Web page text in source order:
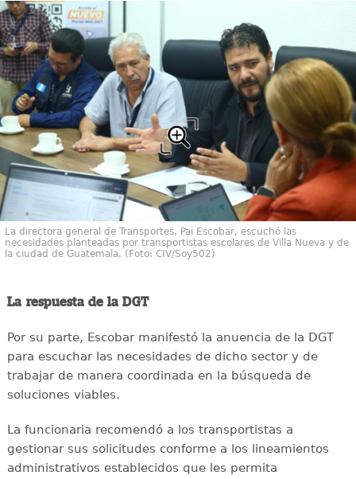
La directora general de Transportes, Pai Escobar, escuchó las
necesidades planteadas por transportistas escolares de Villa Nueva y de
la ciudad de Guatemala. (Foto: CIV/Soy502)
La respuesta de la DGT
Por su parte, Escobar manifestó la anuencia de la DGT
para escuchar las necesidades de dicho sector y de
trabajar de manera coordinada en la búsqueda de
soluciones viables.
La funcionaria recomendó a los transportistas a
gestionar sus solicitudes conforme a los lineamientos
administrativos establecidos que les permita